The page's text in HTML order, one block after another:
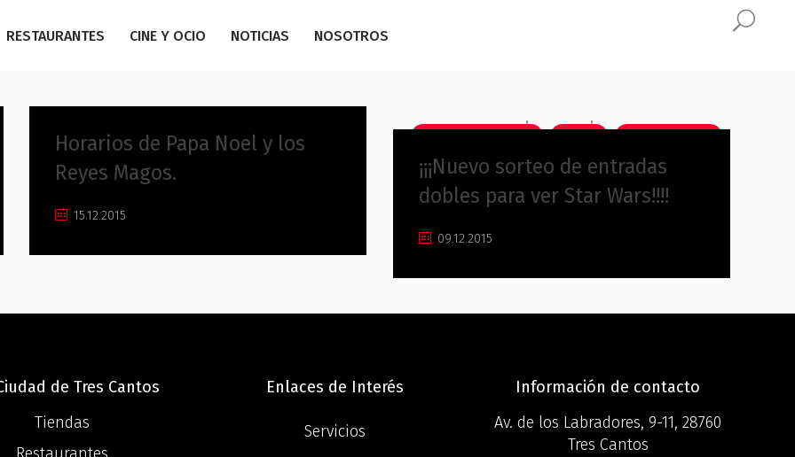
RESTAURANTES CINE Y OCIO NOTICIAS NOSOTROS
Actividades Centro Comercial
Horarios de Papa Noel y los
Reyes Magos.
15.12.2015
, ,
¡¡¡Nuevo sorteo de entradas
dobles para ver Star Wars!!!!
09.12.2015
de Tres Cantos
Tiendas
Enlaces de Interés
Servicios
Información de contacto
Av. de los Labradores, 9-11, 28760
Tres Cantos